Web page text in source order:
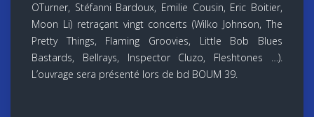
OTurner, Stéfanni Bardoux, Emilie Cousin, Eric Boitier,
Moon Li) retraçant vingt concerts (Wilko Johnson, The
Pretty Things, Flaming Groovies, Little Bob Blues
Bastards, Bellrays, Inspector Cluzo, Fleshtones …).
L’ouvrage sera présenté lors de bd BOUM 39.